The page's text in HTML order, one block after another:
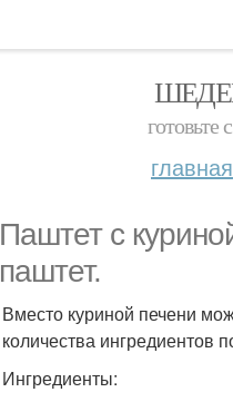
готовьте
главная
Паштет с
паштет.
Вместо куриной печени
количества ингредиентов
Ингредиенты: